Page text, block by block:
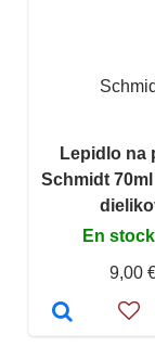
Lepidlo na
Schmidt
En
9,00